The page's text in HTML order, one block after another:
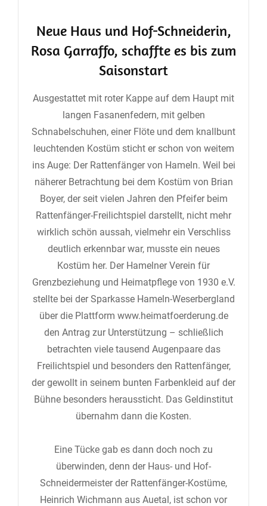
Neue Haus und Hof-Schneiderin,
Rosa Garraffo, schaffte es bis zum
Saisonstart
Ausgestattet mit roter Kappe auf dem Haupt mit
langen Fasanenfedern, mit gelben
Schnabelschuhen, einer Flöte und dem knallbunt
leuchtenden Kostüm sticht er schon von weitem
ins Auge: Der Rattenfänger von Hameln. Weil bei
näherer Betrachtung bei dem Kostüm von Brian
Boyer, der seit vielen Jahren den Pfeifer beim
Rattenfänger-Freilichtspiel darstellt, nicht mehr
wirklich schön aussah, vielmehr ein Verschliss
deutlich erkennbar war, musste ein neues
Kostüm her. Der Hamelner Verein für
Grenzbeziehung und Heimatpflege von 1930 e.V.
stellte bei der Sparkasse Hameln-Weserbergland
über die Plattform www.heimatfoerderung.de
den Antrag zur Unterstützung – schließlich
betrachten viele tausend Augenpaare das
Freilichtspiel und besonders den Rattenfänger,
der gewollt in seinem bunten Farbenkleid auf der
Bühne besonders heraussticht. Das Geldinstitut
übernahm dann die Kosten.
Eine Tücke gab es dann doch noch zu
überwinden, denn der Haus- und Hof-
Schneidermeister der Rattenfänger-Kostüme,
Heinrich Wichmann aus Auetal, ist schon vor